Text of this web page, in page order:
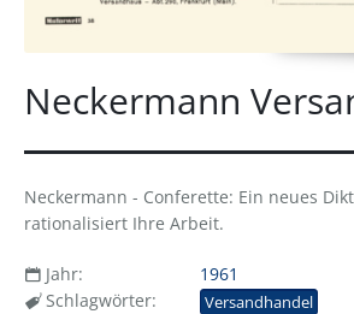
Neckermann
Neckermann - Conferette: Ein neues
rationalisiert Ihre Arbeit.
Jahr:
1961
Schlagwörter:
Versandhandel